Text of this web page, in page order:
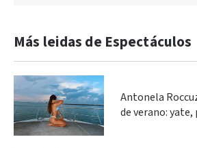
Más leidas de Espectáculos
Antonela
de verano: